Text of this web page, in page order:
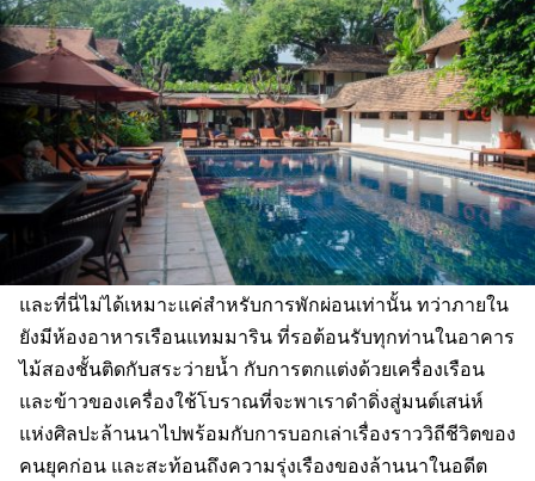
และที่นี่ไม่ได้เหมาะแค่สำหรับการพักผ่อนเท่านั้น ทว่าภายใน
ยังมีห้องอาหารเรือนแทมมาริน ที่รอต้อนรับทุกท่านในอาคาร
ไม้สองชั้นติดกับสระว่ายน้ำ กับการตกแต่งด้วยเครื่องเรือน
และข้าวของเครื่องใช้โบราณที่จะพาเราดำดิ่งสู่มนต์เสน่ห์
แห่งศิลปะล้านนาไปพร้อมกับการบอกเล่าเรื่องราววิถีชีวิตของ
คนยุคก่อน และสะท้อนถึงความรุ่งเรืองของล้านนาในอดีต